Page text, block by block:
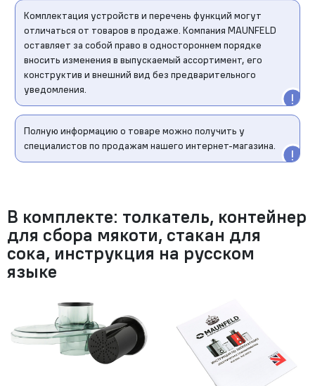
Комплектация устройств и перечень функций могут
отличаться от товаров в продаже. Компания MAUNFELD
оставляет за собой право в одностороннем порядке
вносить изменения в выпускаемый ассортимент, его
конструктив и внешний вид без предварительного
уведомления.
Полную информацию о товаре можно получить у
специалистов по продажам нашего интернет-магазина.
В комплекте: толкатель, контейнер
для сбора мякоти, стакан для
сока, инструкция на русском
языке